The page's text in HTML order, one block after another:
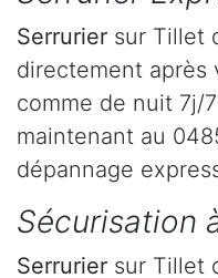
Serrurier sur Tillet
directement après
comme de nuit 7j/
maintenant au
dépannage
Sécurisation
Serrurier sur Tillet